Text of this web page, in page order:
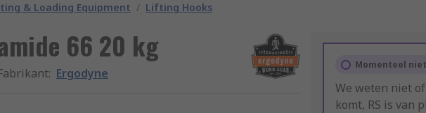
& Loading Equipment / Lifting Hooks
66 20 kg
: Ergodyne
Momenteel
We weten niet
komt, RS is van